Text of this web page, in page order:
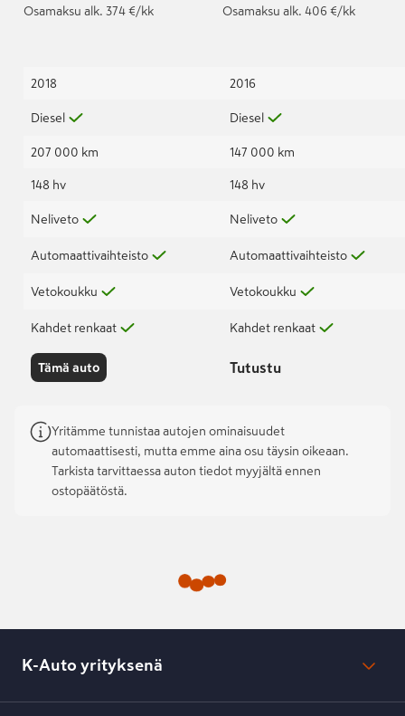
Osamaksu alk. 374 €/kk
2018
Diesel
207 000 km
148 hv
Neliveto
Automaattivaihteisto
Vetokoukku
Kahdet renkaat
Tämä auto
Osamaksu alk. 406 €/kk
2016
Diesel
147 000 km
148 hv
Neliveto
Automaattivaihteisto
Vetokoukku
Kahdet renkaat
Tutustu
Yritämme tunnistaa autojen ominaisuudet
automaattisesti, mutta emme aina osu täysin oikeaan.
Tarkista tarvittaessa auton tiedot myyjältä ennen
ostopäätöstä.
K-Auto yrityksenä